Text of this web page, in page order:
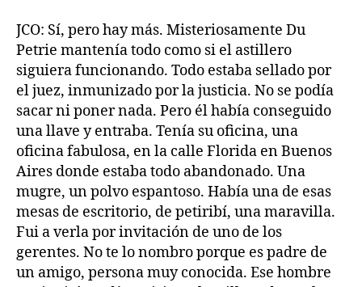
JCO: Sí, pero hay más. Misteriosamente Du
Petrie mantenía todo como si el astillero
siguiera funcionando. Todo estaba sellado por
el juez, inmunizado por la justicia. No se podía
sacar ni poner nada. Pero él había conseguido
una llave y entraba. Tenía su oficina, una
oficina fabulosa, en la calle Florida en Buenos
Aires donde estaba todo abandonado. Una
mugre, un polvo espantoso. Había una de esas
mesas de escritorio, de petiribí, una maravilla.
Fui a verla por invitación de uno de los
gerentes. No te lo nombro porque es padre de
un amigo, persona muy conocida. Ese hombre